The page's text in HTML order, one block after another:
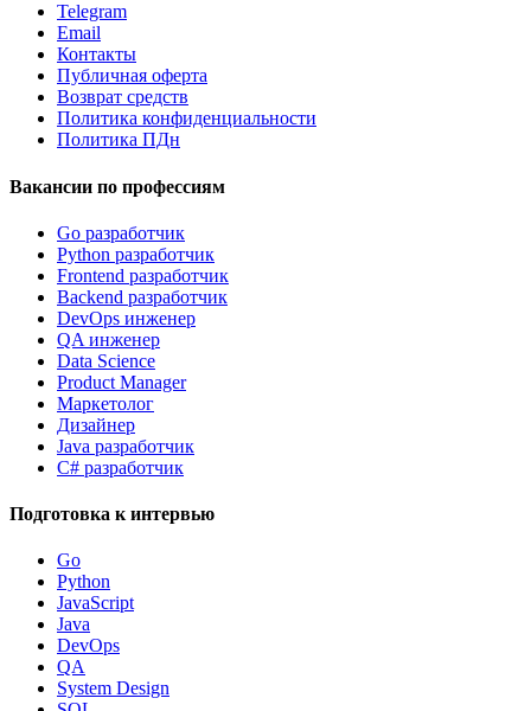
Telegram
Email
Контакты
Публичная оферта
Возврат средств
Политика конфиденциальности
Политика ПДн
Вакансии по профессиям
Go разработчик
Python разработчик
Frontend разработчик
Backend разработчик
DevOps инженер
QA инженер
Data Science
Product Manager
Маркетолог
Дизайнер
Java разработчик
C# разработчик
Подготовка к интервью
Go
Python
JavaScript
Java
DevOps
QA
System Design